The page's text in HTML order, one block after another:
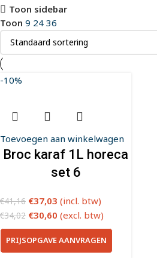
Toon sidebar
Toon 9 24 36
-10%
Toevoegen aan winkelwagen
Broc karaf 1L horeca
set 6
€41,16 €37,03 (incl. btw)
€34,02 €30,60 (excl. btw)
PRIJSOPGAVE AANVRAGEN